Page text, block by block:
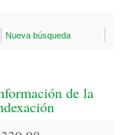
Nueva búsqueda
de la